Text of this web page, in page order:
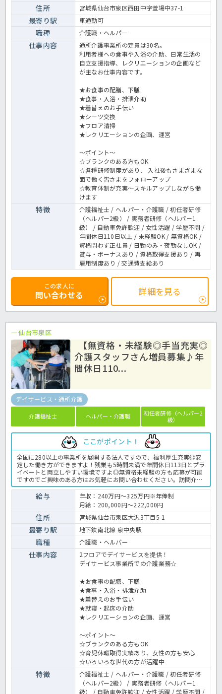
住所 宮城県仙台市泉区西田中字萱場中37-1
最寄り駅 車通勤可
職種 介護職・ヘルパー
仕事内容
通所介護事業所の定員は30名。
利用者様への食事や入浴の介助、日常生活の
自立支援指導、レクリエーションの企画など
が主なお仕事内容です。
★お食事の配膳、下膳
★食事・入浴・排泄介助
★着替えのお手伝い
★シーツ交換
★フロア清掃
★レクリエーションの企画、運営
～ポイント～
☆ブランクのある方もOK
☆各種研修制度があり、 入社後もさまざまな
面で働く皆さまをフォローアップ
☆教育体制が充実～スキルアップしながら働
けます
特徴
介護福祉士 / ヘルパー・介護職 / 初任者研修
（ヘルパー2級） / 実務者研修（ヘルパー1
級） / 自動車免許歓迎 / 女性活躍 / 学歴不問 /
年間休日110日以上 / 未経験OK / 無資格OK /
資格問わず正社員 / 日勤のみ・夜勤なしOK /
賞与・ボーナスあり / 資格取得支援あり / 再
雇用制度あり / 交通費支給あり
この求人に
問い合わせる 詳細を見る
仙台市泉区
【無資格・未経験◎手当充実◎
介護スタッフさん増員募集♪年
間休日110...
デイサービス・通所介護
介護福祉士 ヘルパー・介護職
初任者研修（ヘルパー2
級）
ここがポイント！
全国に280以上の事業所を展開する法人ですので、福利厚生充実◎安
定した働き方ができますよ！残業も5時間未満で年間休日113日とプラ
イベートと両立しやすい環境ですよ◎無資格未経験の方も応募が可能
ですのでご興味のある方はお気軽にお問い合わせください。訪問介護
での介護業務全般です。 ＜介護職 正職員 訪問介護の求人＞
給与
年収：240万円～325万円※年俸制
月給：200,000円～222,000円
住所 宮城県仙台市泉区大沢3丁目5-1
最寄り駅 地下鉄南北線 泉中央駅
職種 介護職・ヘルパー
仕事内容
2フロアでデイサービスを提供！
デイサービス事業所での介護業務☆
★お食事の配膳、下膳
★食事・入浴・排泄介助
★着替えのお手伝い
★就寝・起床の介助
★レクリエーションの企画、運営
～ポイント～
☆ブランクのある方もOK
☆育児休暇取得実績あり、女性の方も安心
☆いろいろな世代の方が活躍中
特徴
介護福祉士 / ヘルパー・介護職 / 初任者研修
（ヘルパー2級） / 実務者研修（ヘルパー1
級） / 自動車免許歓迎 / 女性活躍 / 学歴不問 /